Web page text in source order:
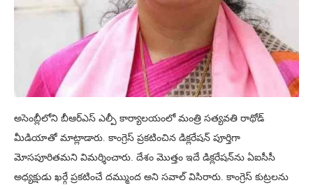
అసెంబ్లీలోని బీఆర్‌ఎస్‌ ఎల్పీ కార్యాలయంలో మంత్రి సత్యవతి రాథోడ్
మీడియాతో మాట్లాడారు. కాంగ్రెస్ ప్రకటించిన డిక్లరేషన్ పూర్తిగా
మోసపూరితమని విమర్శించారు. దేశం మొత్తం ఇదే డిక్లరేషన్‌ను ఏఐసీసీ
అధ్యక్షుడు ఖర్గే ప్రకటించే దమ్ముంద అని సవాల్‌ విసిరారు. కాంగ్రెస్ కుట్రలను